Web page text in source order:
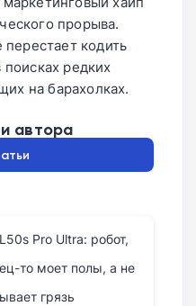
прорыва.
перестает кодить
редких
на барахолках.
автора
Pro Ultra: робот,
то моет полы, а не
грязь